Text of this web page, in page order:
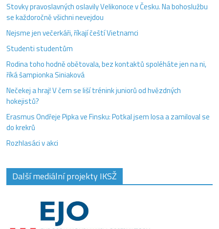
Stovky pravoslavných oslavily Velikonoce v Česku. Na bohoslužbu
se každoročně všichni nevejdou
Nejsme jen večerkáři, říkají čeští Vietnamci
Studenti studentům
Rodina toho hodně obětovala, bez kontaktů spoléháte jen na ni,
říká šampionka Siniaková
Nečekej a hraj! V čem se liší trénink juniorů od hvězdných
hokejistů?
Erasmus Ondřeje Pipka ve Finsku: Potkal jsem losa a zamiloval se
do krekrů
Rozhlasáci v akci
Další mediální projekty IKSŽ